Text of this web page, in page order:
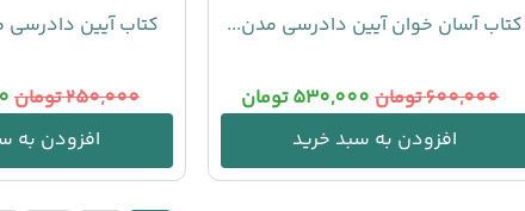
کتاب آسان خوان آیین دادرسی مدن...
600,000تومان 530,000تومان
افزودن به سبد خرید
کتاب آیین دادرسی
250,000تومان
افزودن به